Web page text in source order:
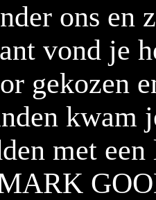
ons
vond je
gekozen
kwam
met